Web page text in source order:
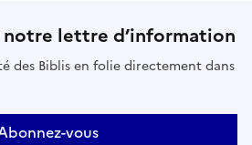
notre lettre d’information
des Biblis en folie directement dans
vous